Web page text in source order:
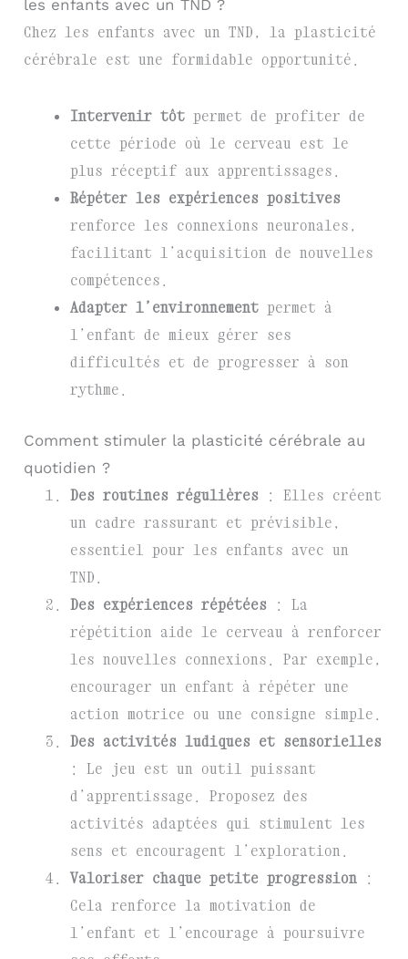
les enfants avec un TND ?
Chez les enfants avec un TND, la plasticité
cérébrale est une formidable opportunité.
Intervenir tôt permet de profiter de
cette période où le cerveau est le
plus réceptif aux apprentissages.
Répéter les expériences positives
renforce les connexions neuronales,
facilitant l’acquisition de nouvelles
compétences.
Adapter l’environnement permet à
l’enfant de mieux gérer ses
difficultés et de progresser à son
rythme.
Comment stimuler la plasticité cérébrale au
quotidien ?
Des routines régulières : Elles créent
un cadre rassurant et prévisible,
essentiel pour les enfants avec un
TND.
Des expériences répétées : La
répétition aide le cerveau à renforcer
les nouvelles connexions. Par exemple,
encourager un enfant à répéter une
action motrice ou une consigne simple.
Des activités ludiques et sensorielles
: Le jeu est un outil puissant
d’apprentissage. Proposez des
activités adaptées qui stimulent les
sens et encouragent l’exploration.
Valoriser chaque petite progression :
Cela renforce la motivation de
l’enfant et l’encourage à poursuivre